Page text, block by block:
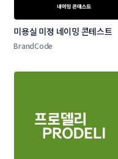
미용실 미정 네이밍 콘테스트
BrandCode